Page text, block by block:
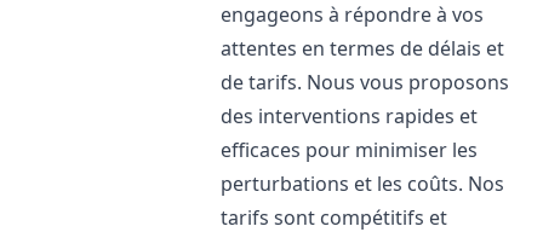
engageons à répondre à vos
attentes en termes de délais et
de tarifs. Nous vous proposons
des interventions rapides et
efficaces pour minimiser les
perturbations et les coûts. Nos
tarifs sont compétitifs et